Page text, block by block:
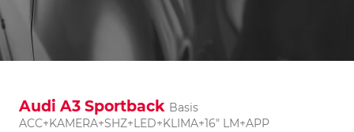
Audi A3 Sportback Basis
ACC+KAMERA+SHZ+LED+KLIMA+16" LM+APP